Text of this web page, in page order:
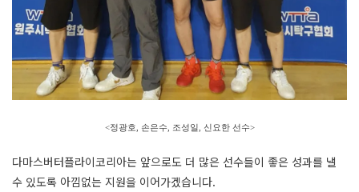
<정광호, 손은수, 조성일, 신요한 선수>
다마스버터플라이코리아는 앞으로도 더 많은 선수들이 좋은 성과를 낼
수 있도록 아낌없는 지원을 이어가겠습니다.